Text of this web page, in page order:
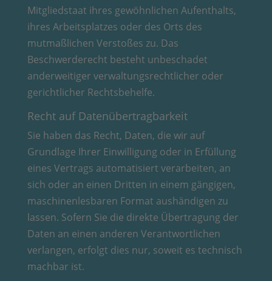
Mitgliedstaat ihres gewöhnlichen Aufenthalts,
ihres Arbeitsplatzes oder des Orts des
mutmaßlichen Verstoßes zu. Das
Beschwerderecht besteht unbeschadet
anderweitiger verwaltungsrechtlicher oder
gerichtlicher Rechtsbehelfe.
Recht auf Datenübertragbarkeit
Sie haben das Recht, Daten, die wir auf
Grundlage Ihrer Einwilligung oder in Erfüllung
eines Vertrags automatisiert verarbeiten, an
sich oder an einen Dritten in einem gängigen,
maschinenlesbaren Format aushändigen zu
lassen. Sofern Sie die direkte Übertragung der
Daten an einen anderen Verantwortlichen
verlangen, erfolgt dies nur, soweit es technisch
machbar ist.